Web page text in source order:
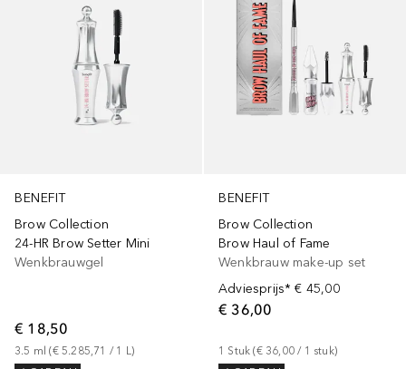
BENEFIT
Brow Collection
24-HR Brow Setter Mini
Wenkbrauwgel
€ 18,50
3.5 ml (€ 5.285,71 / 1 L)
BENEFIT
Brow Collection
Brow Haul of Fame
Wenkbrauw make-up set
Adviesprijs* € 45,00
€ 36,00
1 Stuk (€ 36,00 / 1 stuk)